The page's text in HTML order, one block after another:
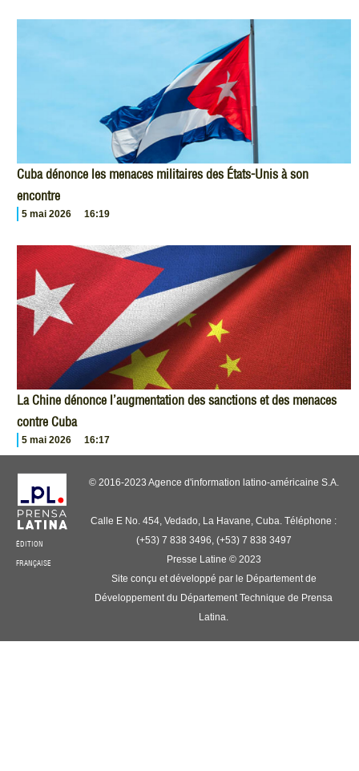
Cuba dénonce les menaces militaires des États-Unis à son
encontre
5 mai 2026 16:19
La Chine dénonce l’augmentation des sanctions et des menaces
contre Cuba
5 mai 2026 16:17
ÉDITION
FRANÇAISE
© 2016-2023 Agence d'information latino-américaine S.A.
Calle E No. 454, Vedado, La Havane, Cuba. Téléphone :
(+53) 7 838 3496, (+53) 7 838 3497
Presse Latine © 2023
Site conçu et développé par le Département de
Développement du Département Technique de Prensa
Latina.